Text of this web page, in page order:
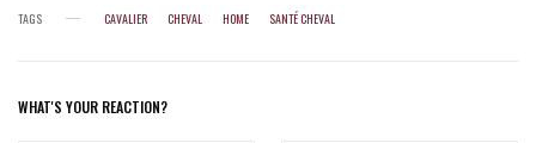
TAGS CAVALIER CHEVAL HOME SANTÉ CHEVAL
WHAT'S YOUR REACTION?